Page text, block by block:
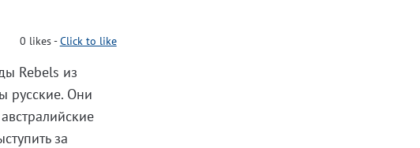
0 likes-Click to like
Rebels из
русские. Они
за